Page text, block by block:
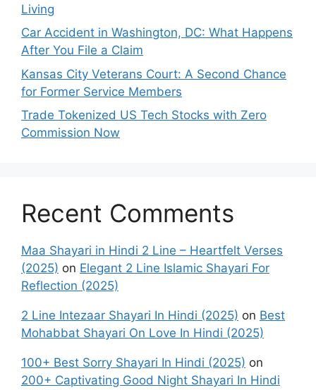
Living
Car Accident in Washington, DC: What Happens
After You File a Claim
Kansas City Veterans Court: A Second Chance
for Former Service Members
Trade Tokenized US Tech Stocks with Zero
Commission Now
Recent Comments
Maa Shayari in Hindi 2 Line – Heartfelt Verses
(2025) on Elegant 2 Line Islamic Shayari For
Reflection (2025)
2 Line Intezaar Shayari In Hindi (2025) on Best
Mohabbat Shayari On Love In Hindi (2025)
100+ Best Sorry Shayari In Hindi (2025) on
200+ Captivating Good Night Shayari In Hindi